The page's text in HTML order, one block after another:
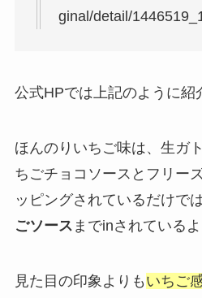
ginal/detail/
公式HPでは上記のように紹
ほんのりいちご味は、生ガ
ちごチョコソースとフリー
ッピングされているだけで
ごソース までinされているよ
見た目の印象よりも いちご